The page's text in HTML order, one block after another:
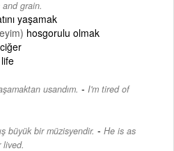
grain.
yaşamak
hosgorulu olmak
usandım. - I'm tired of
büyük bir müzisyendir. - He is as
lived.